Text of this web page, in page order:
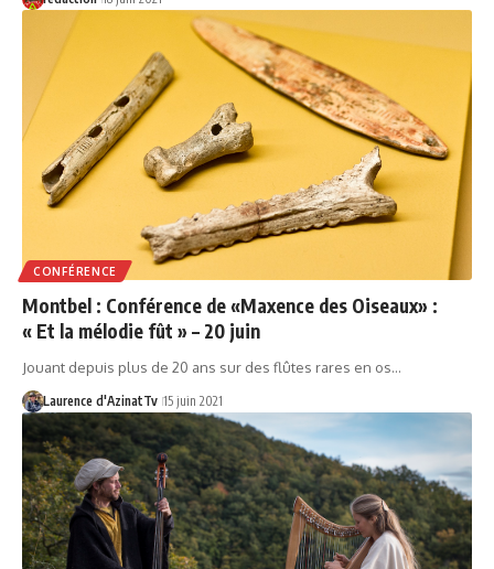
CONFÉRENCE
Montbel : Conférence de «Maxence des Oiseaux» :
« Et la mélodie fût » – 20 juin
Jouant depuis plus de 20 ans sur des flûtes rares en os…
Laurence d'AzinatTv 15 juin 2021